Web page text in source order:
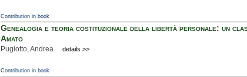
Contribution in book
Genealogia e teoria costituzionale della libertà personale: un
Amato
Pugiotto, Andrea details >>
Contribution in book